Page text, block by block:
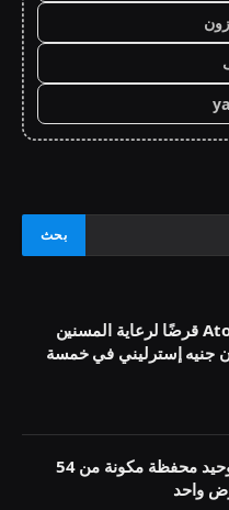
يقدم Atom Bank قرضًا لرعاية المسنين
1.1 مليون جنيه إسترليني في خمسة
يقوم المالك بتوحيد محفظة مكونة من 54
واحد